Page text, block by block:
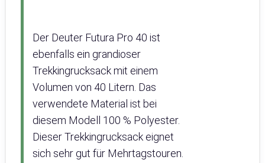
Der Deuter Futura Pro 40 ist
ebenfalls ein grandioser
Trekkingrucksack mit einem
Volumen von 40 Litern. Das
verwendete Material ist bei
diesem Modell 100 % Polyester.
Dieser Trekkingrucksack eignet
sich sehr gut für Mehrtagstouren.